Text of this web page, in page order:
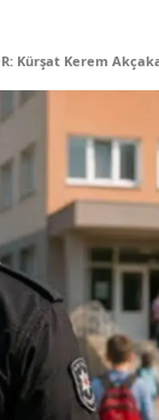
Kürşat Kerem